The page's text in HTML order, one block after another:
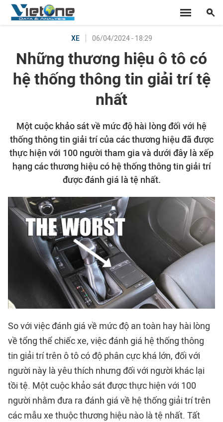
XE 06/04/2024 - 18:29
Những thương hiệu ô tô có
hệ thống thông tin giải trí tệ
nhất
Một cuộc khảo sát về mức độ hài lòng đối với hệ
thống thông tin giải trí của các thương hiệu đã được
thực hiện với 100 người tham gia và dưới đây là xếp
hạng các thương hiệu có hệ thống thông tin giải trí
được đánh giá là tệ nhất.
So với việc đánh giá về mức độ an toàn hay hài lòng
về tổng thể chiếc xe, việc đánh giá hệ thống thông
tin giải trí trên ô tô có độ phân cực khá lớn, đối với
người này là yêu thích nhưng đối với người khác lại
tồi tệ. Một cuộc khảo sát được thực hiện với 100
người nhằm đưa ra đánh giá về hệ thống giải trí trên
các mẫu xe thuộc thương hiệu nào là tệ nhất. Tất